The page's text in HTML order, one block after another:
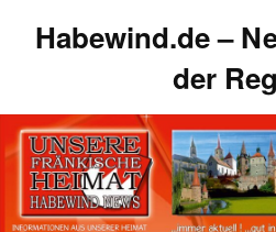
Habewind.de –
der